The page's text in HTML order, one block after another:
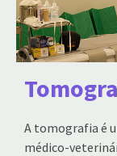
A tomografia é
médico-